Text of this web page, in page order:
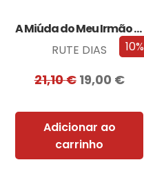
10%
A Miúda do Meu Irmão – Edição…
RUTE DIAS
21,10€ 19,00 €
Adicionar ao
carrinho